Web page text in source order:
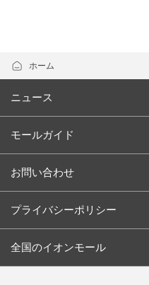
ホーム
ニュース
モールガイド
お問い合わせ
プライバシーポリシー
全国のイオンモール